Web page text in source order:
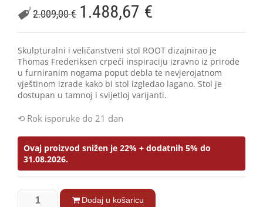
2.009,00€ 1.488,67 €
Skulpturalni i veličanstveni stol ROOT dizajnirao je
Thomas Frederiksen crpeći inspiraciju izravno iz prirode
u furniranim nogama poput debla te nevjerojatnom
vještinom izrade kako bi stol izgledao lagano. Stol je
dostupan u tamnoj i svijetloj varijanti.
Rok isporuke do 21 dan
Ovaj proizvod snižen je 22% + dodatnih 5% do
31.08.2026.
Dodaj u košaricu